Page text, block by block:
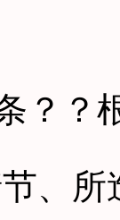
？？
、所